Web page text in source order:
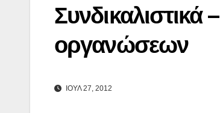
Συνδικαλιστικά
οργανώσεων
ΙΟΎΛ 27, 2012